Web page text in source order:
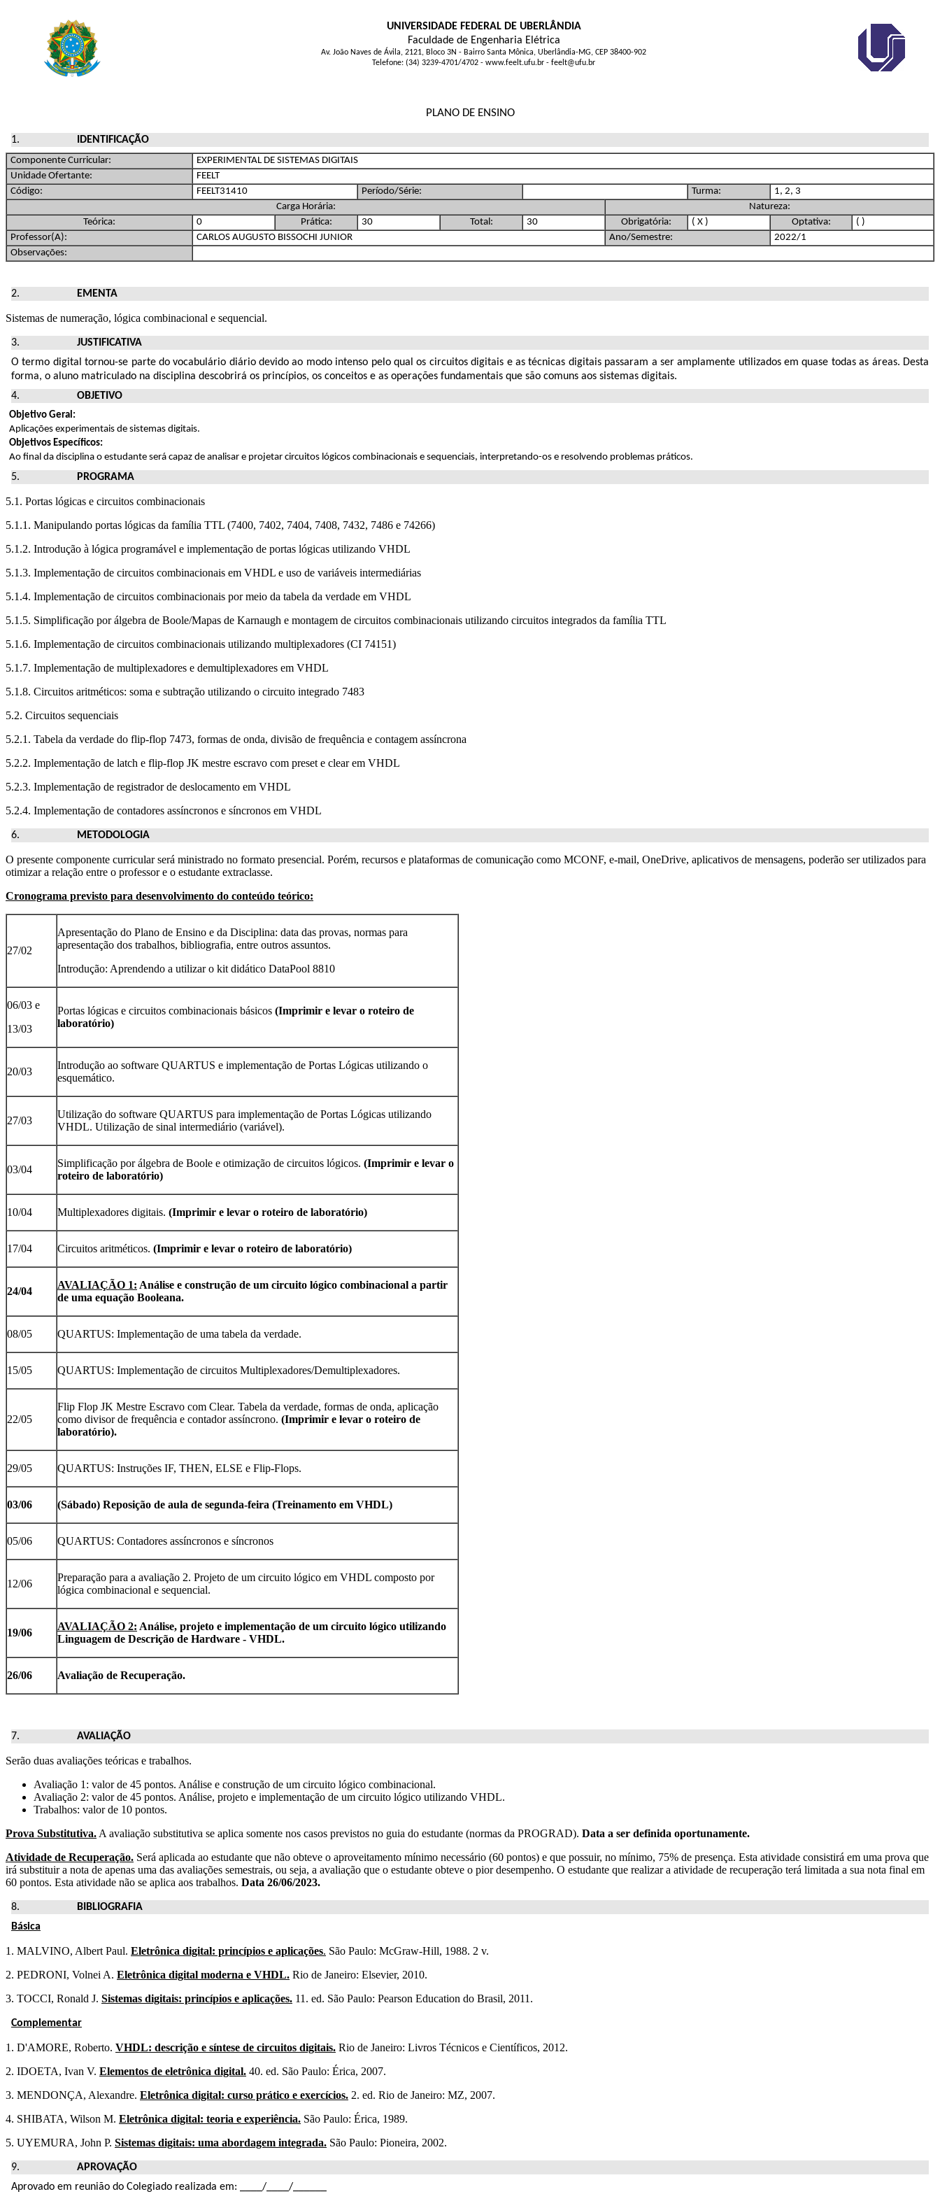
UNIVERSIDADE FEDERAL DE UBERLÂNDIA
Faculdade de Engenharia Elétrica
Av. João Naves de Ávila, 2121, Bloco 3N - Bairro Santa Mônica, Uberlândia-MG, CEP 38400-902
Telefone: (34) 3239-4701/4702 - www.feelt.ufu.br - feelt@ufu.br
PLANO DE ENSINO
IDENTIFICAÇÃO
Componente Curricular:
EXPERIMENTAL DE SISTEMAS DIGITAIS
Unidade Ofertante:
FEELT
Código:
FEELT31410 Período/Série: Turma:
1, 2, 3
Carga Horária:
Natureza:
Teórica:
0 Prática: 30 Total: 30 Obrigatória: ( X ) Optativa:
( )
Professor(A):
CARLOS AUGUSTO BISSOCHI JUNIOR Ano/Semestre:
2022/1
Observações:
EMENTA
Sistemas de numeração, lógica combinacional e sequencial.
JUSTIFICATIVA
O termo digital tornou-se parte do vocabulário diário devido ao modo intenso pelo qual os circuitos digitais e as técnicas digitais passaram a ser amplamente utilizados em quase todas as áreas. Desta
forma, o aluno matriculado na disciplina descobrirá os princípios, os conceitos e as operações fundamentais que são comuns aos sistemas digitais.
OBJETIVO
Objetivo Geral:
Aplicações experimentais de sistemas digitais.
Objetivos Específicos:
Ao final da disciplina o estudante será capaz de analisar e projetar circuitos lógicos combinacionais e sequenciais, interpretando-os e resolvendo problemas práticos.
PROGRAMA
5.1. Portas lógicas e circuitos combinacionais
5.1.1. Manipulando portas lógicas da família TTL (7400, 7402, 7404, 7408, 7432, 7486 e 74266)
5.1.2. Introdução à lógica programável e implementação de portas lógicas utilizando VHDL
5.1.3. Implementação de circuitos combinacionais em VHDL e uso de variáveis intermediárias
5.1.4. Implementação de circuitos combinacionais por meio da tabela da verdade em VHDL
5.1.5. Simplificação por álgebra de Boole/Mapas de Karnaugh e montagem de circuitos combinacionais utilizando circuitos integrados da família TTL
5.1.6. Implementação de circuitos combinacionais utilizando multiplexadores (CI 74151)
5.1.7. Implementação de multiplexadores e demultiplexadores em VHDL
5.1.8. Circuitos aritméticos: soma e subtração utilizando o circuito integrado 7483
5.2. Circuitos sequenciais
5.2.1. Tabela da verdade do flip-flop 7473, formas de onda, divisão de frequência e contagem assíncrona
5.2.2. Implementação de latch e flip-flop JK mestre escravo com preset e clear em VHDL
5.2.3. Implementação de registrador de deslocamento em VHDL
5.2.4. Implementação de contadores assíncronos e síncronos em VHDL
METODOLOGIA
O presente componente curricular será ministrado no formato presencial. Porém, recursos e plataformas de comunicação como MCONF, e-mail, OneDrive, aplicativos de mensagens, poderão ser utilizados para
otimizar a relação entre o professor e o estudante extraclasse.
Cronograma previsto para desenvolvimento do conteúdo teórico:
27/02
Apresentação do Plano de Ensino e da Disciplina: data das provas, normas para
apresentação dos trabalhos, bibliografia, entre outros assuntos.
Introdução: Aprendendo a utilizar o kit didático DataPool 8810
06/03 e
13/03
Portas lógicas e circuitos combinacionais básicos (Imprimir e levar o roteiro de
laboratório)
20/03
Introdução ao software QUARTUS e implementação de Portas Lógicas utilizando o
esquemático.
27/03
Utilização do software QUARTUS para implementação de Portas Lógicas utilizando
VHDL. Utilização de sinal intermediário (variável).
03/04
Simplificação por álgebra de Boole e otimização de circuitos lógicos. (Imprimir e levar o
roteiro de laboratório)
10/04 Multiplexadores digitais. (Imprimir e levar o roteiro de laboratório)
17/04 Circuitos aritméticos. (Imprimir e levar o roteiro de laboratório)
24/04
AVALIAÇÃO 1: Análise e construção de um circuito lógico combinacional a partir
de uma equação Booleana.
08/05 QUARTUS: Implementação de uma tabela da verdade.
15/05 QUARTUS: Implementação de circuitos Multiplexadores/Demultiplexadores.
22/05
Flip Flop JK Mestre Escravo com Clear. Tabela da verdade, formas de onda, aplicação
como divisor de frequência e contador assíncrono. (Imprimir e levar o roteiro de
laboratório).
29/05 QUARTUS: Instruções IF, THEN, ELSE e Flip-Flops.
03/06 (Sábado) Reposição de aula de segunda-feira (Treinamento em VHDL)
05/06 QUARTUS: Contadores assíncronos e síncronos
12/06
Preparação para a avaliação 2. Projeto de um circuito lógico em VHDL composto por
lógica combinacional e sequencial.
19/06
AVALIAÇÃO 2: Análise, projeto e implementação de um circuito lógico utilizando
Linguagem de Descrição de Hardware - VHDL.
26/06 Avaliação de Recuperação.
AVALIAÇÃO
Serão duas avaliações teóricas e trabalhos.
Avaliação 1: valor de 45 pontos. Análise e construção de um circuito lógico combinacional.
Avaliação 2: valor de 45 pontos. Análise, projeto e implementação de um circuito lógico utilizando VHDL.
Trabalhos: valor de 10 pontos.
Prova Substitutiva. A avaliação substitutiva se aplica somente nos casos previstos no guia do estudante (normas da PROGRAD). Data a ser definida oportunamente.
Atividade de Recuperação. Será aplicada ao estudante que não obteve o aproveitamento mínimo necessário (60 pontos) e que possuir, no mínimo, 75% de presença. Esta atividade consistirá em uma prova que
irá substituir a nota de apenas uma das avaliações semestrais, ou seja, a avaliação que o estudante obteve o pior desempenho. O estudante que realizar a atividade de recuperação terá limitada a sua nota final em
60 pontos. Esta atividade não se aplica aos trabalhos. Data 26/06/2023.
BIBLIOGRAFIA
Básica
1. MALVINO, Albert Paul. Eletrônica digital: princípios e aplicações. São Paulo: McGraw-Hill, 1988. 2 v.
2. PEDRONI, Volnei A. Eletrônica digital moderna e VHDL. Rio de Janeiro: Elsevier, 2010.
3. TOCCI, Ronald J. Sistemas digitais: princípios e aplicações. 11. ed. São Paulo: Pearson Education do Brasil, 2011.
Complementar
1. D'AMORE, Roberto. VHDL: descrição e síntese de circuitos digitais. Rio de Janeiro: Livros Técnicos e Científicos, 2012.
2. IDOETA, Ivan V. Elementos de eletrônica digital. 40. ed. São Paulo: Érica, 2007.
3. MENDONÇA, Alexandre. Eletrônica digital: curso prático e exercícios. 2. ed. Rio de Janeiro: MZ, 2007.
4. SHIBATA, Wilson M. Eletrônica digital: teoria e experiência. São Paulo: Érica, 1989.
5. UYEMURA, John P. Sistemas digitais: uma abordagem integrada. São Paulo: Pioneira, 2002.
APROVAÇÃO
Aprovado em reunião do Colegiado realizada em: ____/____/______